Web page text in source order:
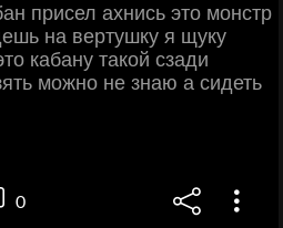
присел ахнись это монстр
на вертушку я щуку
кабану такой сзади
можно не знаю а сидеть
0